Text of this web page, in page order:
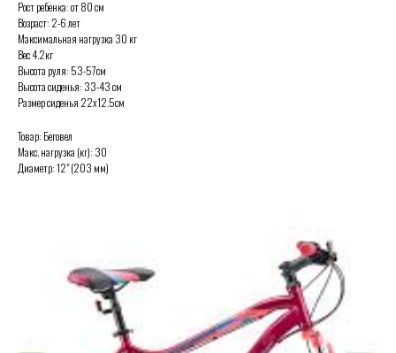
Рост ребенка: от 80 см
Возраст: 2-6 лет
Максимальная нагрузка 30 кг
Вес 4.2кг
Высота руля: 53-57см
Высота сиденья: 33-43 см
Размер сиденья 22х12.5см
Товар: Беговел
Макс. нагрузка (кг): 30
Диаметр: 12" (203 мм)